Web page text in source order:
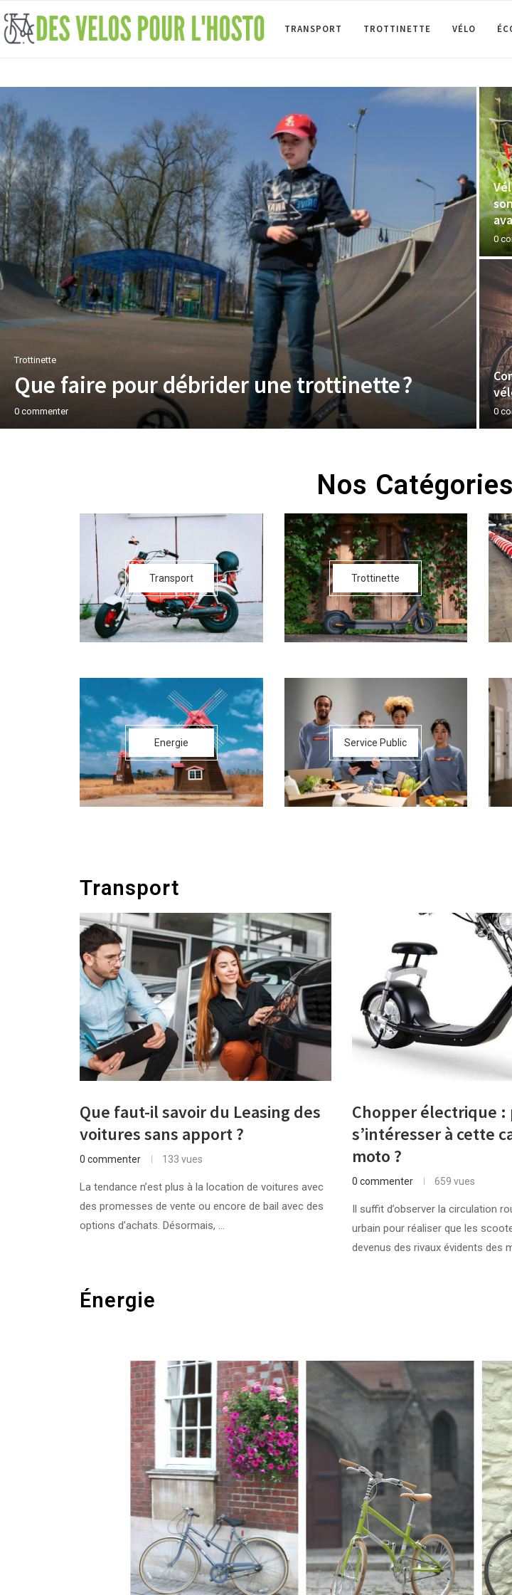
TRANSPORT TROTTINETTE VÉLO
Trottinette
Que faire pour débrider une trottinette ?
0 commenter
0
0
Nos
Transport Trottinette
Energie Service Public
Transport
Que faut-il savoir du Leasing des
voitures sans apport ?
0 commenter 133 vues
La tendance n’est plus à la location de voitures avec
des promesses de vente ou encore de bail avec des
options d’achats. Désormais, …
Chopper électrique :
s’intéresser à cette
moto ?
0 commenter 659 vues
Il suffit d’observer la circulation
urbain pour réaliser que les
devenus des rivaux évidents des
Énergie